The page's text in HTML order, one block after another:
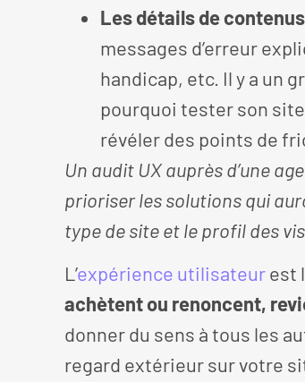
Les détails de contenus
messages d’erreur
handicap, etc. Il y a un
pourquoi tester son
révéler des points de
Un audit UX auprès d’une
prioriser les solutions qui
type de site et le profil des
L’expérience utilisateurest
achètent ou renoncent,
donner du sens à tous les
regard extérieur sur votre